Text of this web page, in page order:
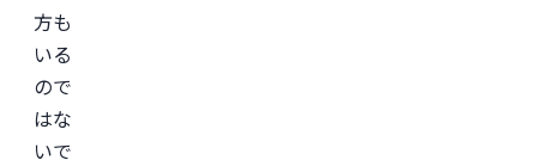
方も
いる
ので
はな
いで